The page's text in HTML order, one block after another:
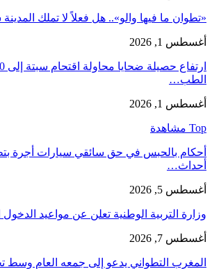
«تطوان ما فيها والو».. هل فعلاً لا تملك المدينة
أغسطس 1, 2026
الطب…
أغسطس 1, 2026
Top مشاهدة
أحكام بالحبس في حق سائقي سيارات أجرة
أحداث…
أغسطس 5, 2026
وزارة التربية الوطنية تعلن عن مواعيد
أغسطس 7, 2026
المغرب التطواني يدعو إلى جمعه العام وسط